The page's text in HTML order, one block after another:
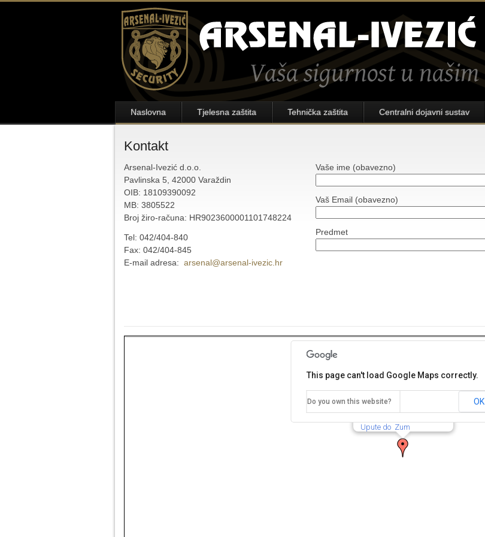
Naslovna Tjelesna zaštita Tehnička zaštita Centralni dojavni sustav
Kontakt
Arsenal-Ivezić d.o.o.
Pavlinska 5, 42000 Varaždin
OIB: 18109390092
MB: 3805522
Broj žiro-računa: HR9023600001101748224
Tel: 042/404-840
Fax: 042/404-845
E-mail adresa: arsenal@arsenal-ivezic.hr
Vaše ime (obavezno)
Vaš Email (obavezno)
Predmet
Arsenal Ivezić d.o.o
Pavlinska 5, 42000 Varaždin
Upute do Zum
This page can't load Google Maps correctly.
Do you own this website? OK